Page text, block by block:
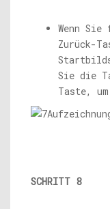
Wenn
Zurück-
Sie die
Taste,
SCHRITT 8